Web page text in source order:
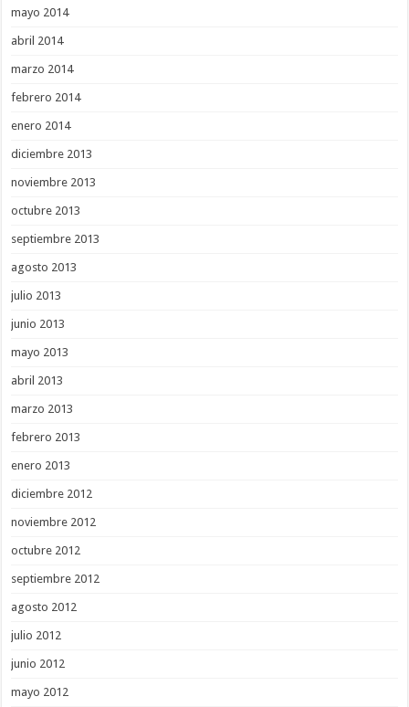
mayo 2014
abril 2014
marzo 2014
febrero 2014
enero 2014
diciembre 2013
noviembre 2013
octubre 2013
septiembre 2013
agosto 2013
julio 2013
junio 2013
mayo 2013
abril 2013
marzo 2013
febrero 2013
enero 2013
diciembre 2012
noviembre 2012
octubre 2012
septiembre 2012
agosto 2012
julio 2012
junio 2012
mayo 2012